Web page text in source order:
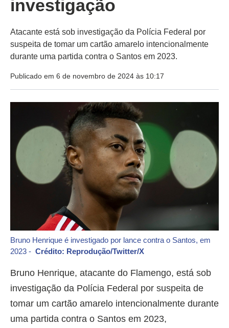
investigação
Atacante está sob investigação da Polícia Federal por
suspeita de tomar um cartão amarelo intencionalmente
durante uma partida contra o Santos em 2023.
Publicado em 6 de novembro de 2024 às 10:17
Bruno Henrique é investigado por lance contra o Santos, em
2023 - Crédito: Reprodução/Twitter/X
Bruno Henrique, atacante do Flamengo, está sob
investigação da Polícia Federal por suspeita de
tomar um cartão amarelo intencionalmente durante
uma partida contra o Santos em 2023,